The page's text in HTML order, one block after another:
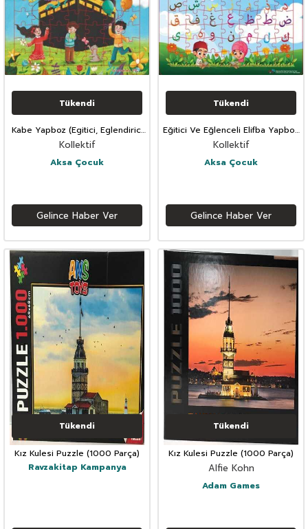
Tükendi
Kabe Yapboz (Egitici, Eglendirici
ve Zekâ Gelistirici) 42’li
Kollektif
Aksa Çocuk
Gelince Haber Ver
Tükendi
Eğitici Ve Eğlenceli Elifba Yapboz
Puzzle
Kollektif
Aksa Çocuk
Gelince Haber Ver
Tükendi
Kız Kulesi Puzzle (1000 Parça)
Ravzakitap Kampanya
Tükendi
Kız Kulesi Puzzle (1000 Parça)
Alfie Kohn
Adam Games